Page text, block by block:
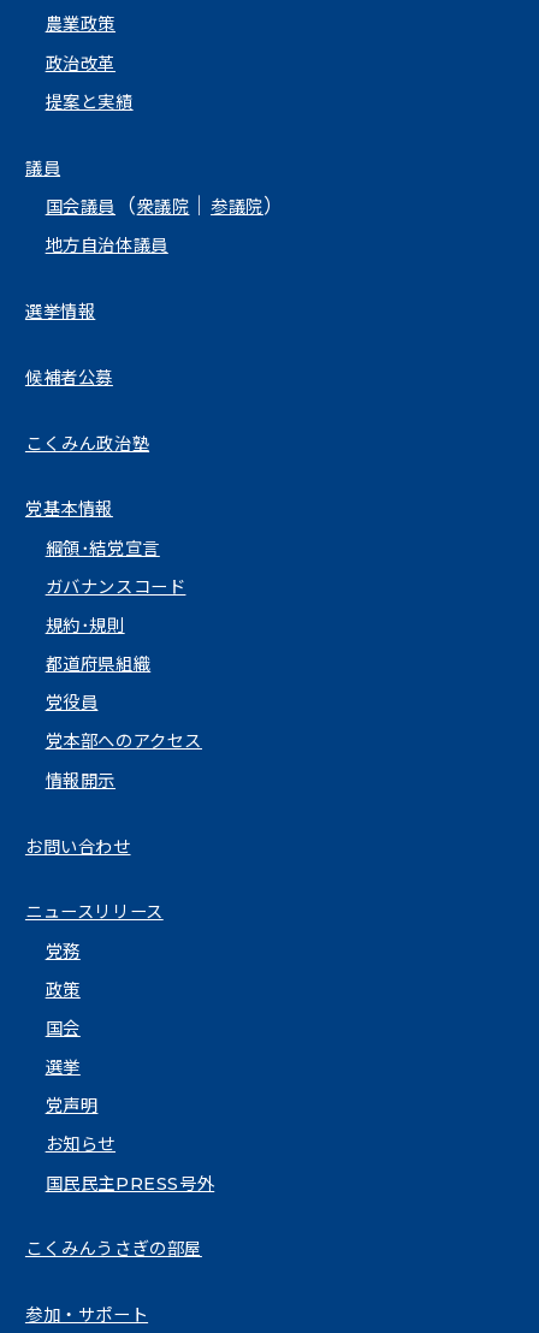
農業政策
政治改革
提案と実績
議員
国会議員
（衆議院 ｜参議院）
地方自治体議員
選挙情報
候補者公募
こくみん政治塾
党基本情報
綱領･結党宣言
ガバナンスコード
規約･規則
都道府県組織
党役員
党本部へのアクセス
情報開示
お問い合わせ
ニュースリリース
党務
政策
国会
選挙
党声明
お知らせ
国民民主PRESS号外
こくみんうさぎの部屋
参加・サポート